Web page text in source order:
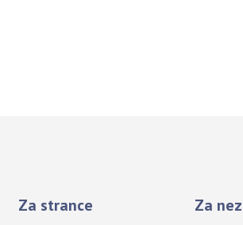
Za strance Za